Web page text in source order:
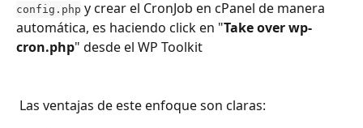
config.php y crear el CronJob en cPanel de manera
automática, es haciendo click en "Take over wp-
cron.php" desde el WP Toolkit
Las ventajas de este enfoque son claras: